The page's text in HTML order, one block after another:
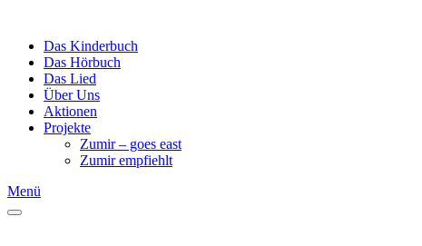
Das Kinderbuch
Das Hörbuch
Das Lied
Über Uns
Aktionen
Projekte
Zumir – goes east
Zumir empfiehlt
Menü